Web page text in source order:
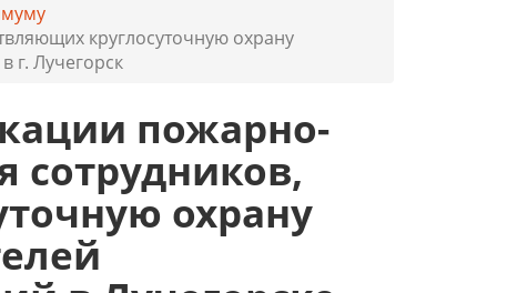
круглосуточную охрану
г. Лучегорск
пожарно-
охрану